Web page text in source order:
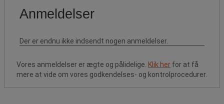
Vores anmeldelser er ægte og pålidelige. Klik her for at få
mere at vide om vores godkendelses- og kontrolprocedurer.